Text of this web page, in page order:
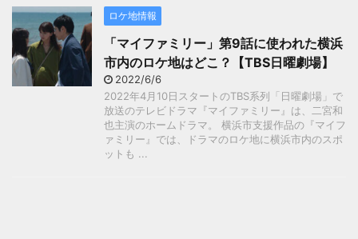
ロケ地情報
「マイファミリー」第9話に使われた横浜
市内のロケ地はどこ？【TBS日曜劇場】
2022/6/6
2022年4月10日スタートのTBS系列「日曜劇場」で
放送のテレビドラマ『マイファミリー』は、二宮和
也主演のホームドラマ。 横浜市支援作品の『マイフ
ァミリー』では、ドラマのロケ地に横浜市内のスポ
ットも ...